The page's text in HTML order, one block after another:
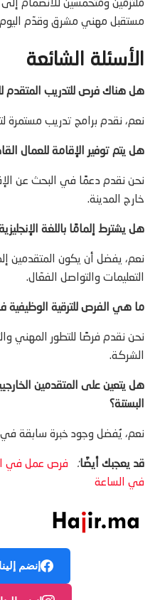
ملتزمين ومتحمسين للانضمام
مستقبل مهني مشرق وقدّم
الأسئلة الشائعة
هل هناك فرص للتدريب المتقدم
نعم، نقدم برامج تدريب مستمرة
هل يتم توفير الإقامة للعمال
نحن نقدم دعمًا في البحث عن
خارج المدينة.
هل يشترط إلمامًا باللغة
نعم، يفضل أن يكون المتقدمين
التعليمات والتواصل الفعّال.
ما هي الفرص للترقية الوظيفية
نحن نقدم فرصًا للتطور المهني
الشركة.
هل يتعين على المتقدمين
البستنة؟
نعم، يُفضل وجود خبرة سابقة في
قد يعجبك أيضًا:
في الساعة
إنضم